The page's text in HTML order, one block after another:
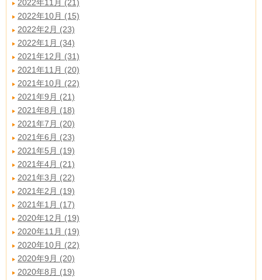
2022年11月 (21)
2022年10月 (15)
2022年2月 (23)
2022年1月 (34)
2021年12月 (31)
2021年11月 (20)
2021年10月 (22)
2021年9月 (21)
2021年8月 (18)
2021年7月 (20)
2021年6月 (23)
2021年5月 (19)
2021年4月 (21)
2021年3月 (22)
2021年2月 (19)
2021年1月 (17)
2020年12月 (19)
2020年11月 (19)
2020年10月 (22)
2020年9月 (20)
2020年8月 (19)